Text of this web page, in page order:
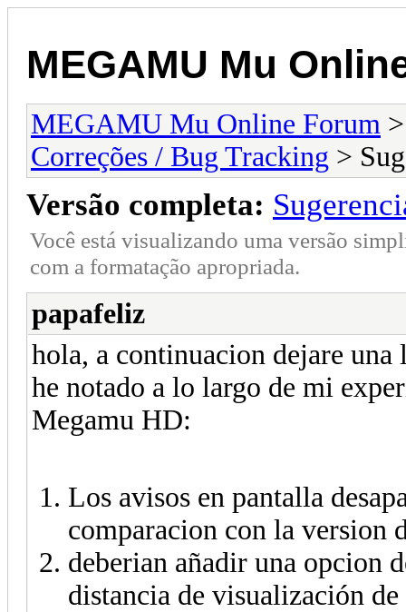
MEGAMU Mu
MEGAMU Mu Online Forum
Correções / Bug Tracking >
Versão completa:
Você está visualizando uma versão
com a formatação apropriada.
papafeliz
hola, a continuacion dejare una
he notado a lo largo de mi
Megamu HD:
Los avisos en pantalla
comparacion con la version
deberian añadir una opcion
distancia de visualización de